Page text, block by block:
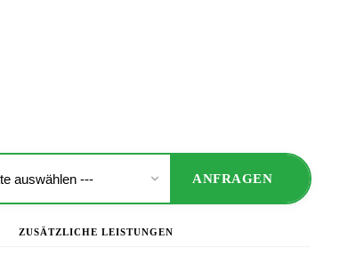
ANFRAGEN
ZUSÄTZLICHE LEISTUNGEN